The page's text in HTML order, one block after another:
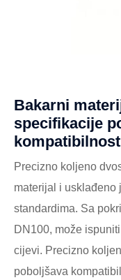
Bakarni
specifikacije
Precizno koljeno
materijal i usklađeno
standardima. Sa
DN100, može
cijevi. Precizno
poboljšava